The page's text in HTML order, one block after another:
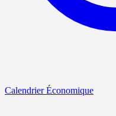
Calendrier Économique